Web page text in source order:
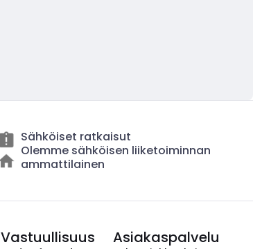
Sähköiset ratkaisut
Olemme sähköisen liiketoiminnan
ammattilainen
Vastuullisuus Asiakaspalvelu